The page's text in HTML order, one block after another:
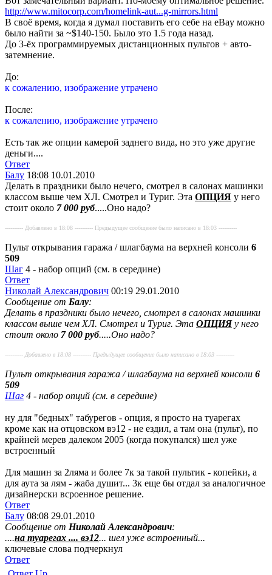
http://www.mitocorp.com/homelink-aut...g-mirrors.html
В своё время, когда я думал поставить его себе на eBay можно
было найти за ~$140-150. Было это 1.5 года назад.
До 3-ёх программируемых дистанционных пультов + авто-
затемнение.
До:
к сожалению, изображение утрачено
После:
к сожалению, изображение утрачено
Есть так же опции камерой заднего вида, но это уже другие
деньги....
Ответ
Балу 18:08 10.01.2010
Делать в праздники было нечего, смотрел в салонах машинки
классом выше чем ХЛ. Смотрел и Туриг. Эта ОПЦИЯ у него
стоит около 7 000 руб.....Оно надо?
---------- Добавлено в 18:08 ---------- Предыдущее сообщение было написано в 18:03 ----------
Пульт открывания гаража / шлагбаума на верхней консоли 6
509
Шаг 4 - набор опций (см. в середине)
Ответ
Николай Александрович 00:19 29.01.2010
Сообщение от Балу:
Делать в праздники было нечего, смотрел в салонах машинки
классом выше чем ХЛ. Смотрел и Туриг. Эта ОПЦИЯу него
стоит около 7 000 руб.....Оно надо?
---------- Добавлено в 18:08 ---------- Предыдущее сообщение было написано в 18:03 ----------
Пульт открывания гаража / шлагбаума на верхней консоли 6
509
Шаг 4 - набор опций (см. в середине)
ну для "бедных" табурегов - опция, я просто на туарегах
кроме как на отцовском вэ12 - не ездил, а там она (пульт), по
крайней мерев далеком 2005 (когда покупался) шел уже
встроенный
Для машин за 2ляма и более 7к за такой пультик - копейки, а
для аута за лям - жаба душит... 3к еще бы отдал за аналогичное
дизайнерски всроенное решение.
Ответ
Балу 08:08 29.01.2010
Сообщение от Николай Александрович:
....на туарегах .... вэ12... шел уже встроенный...
ключевые слова подчеркнул
Ответ